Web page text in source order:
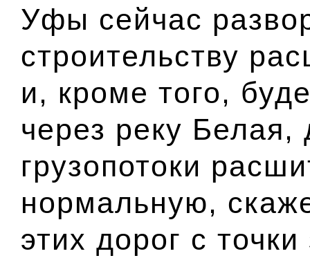
Уфы сейчас
строительству
и, кроме того,
через реку Белая,
грузопотоки
нормальную,
этих дорог с